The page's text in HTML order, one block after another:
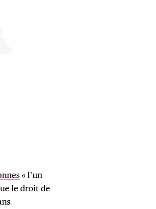
« l’un
le droit de